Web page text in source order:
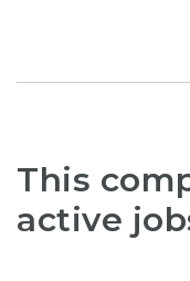
This
active